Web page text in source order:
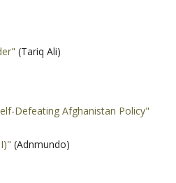
(Tariq Ali)
Defeating Afghanistan Policy"
(Adnmundo)